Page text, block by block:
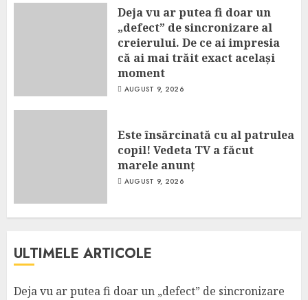
Deja vu ar putea fi doar un
„defect” de sincronizare al
creierului. De ce ai impresia
că ai mai trăit exact același
moment
AUGUST 9, 2026
Este însărcinată cu al patrulea
copil! Vedeta TV a făcut
marele anunț
AUGUST 9, 2026
ULTIMELE ARTICOLE
Deja vu ar putea fi doar un „defect” de sincronizare